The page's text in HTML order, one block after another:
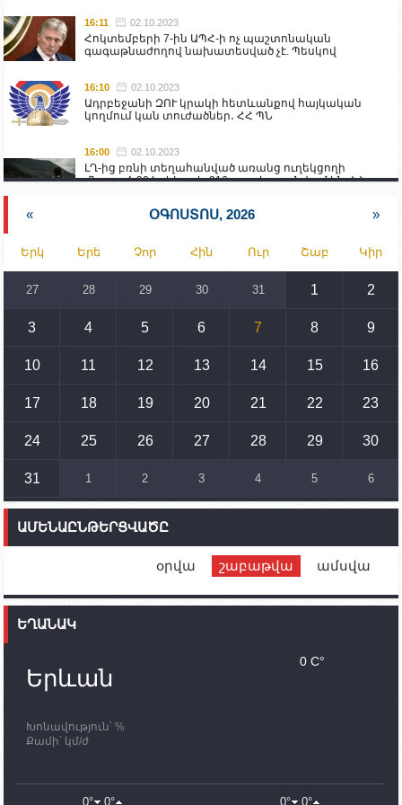
16:11 02.10.2023
Հոկտեմբերի 7-ին ԱՊՀ-ի ոչ պաշտոնական
գագաթնաժողով նախատեսված չէ. Պեսկով
16:10 02.10.2023
Ադրբեջանի ԶՈՒ կրակի հետևանքով հայկական
կողմում կան տուժածներ․ ՀՀ ՊՆ
16:00 02.10.2023
ԼՂ-ից բռնի տեղահանված առանց ուղեկցողի
մնացած 20 երեխա և 216 տարեց գտնվում են ՀՀ
Իրանը կողմ է տարածաշրջանի համար շահավետ
տրանսպորտային հաղորդակցությունների
զարգացմանը, սակայն ոչ՝ միջազգային
սահմանների փոփոխությանը
15:10 02.10.2023
սպառնալիքները կասեցնելու համար. իսպանացի
պատգամավորը Գորիսում է
14:54 02.10.2023
տեղակայված հայկական դիրքերի անձնակազմի
համար սնունդ տեղափոխող մեքենայի
ունեն. կիպրոսցի խորհրդարանականը՝ Ալեն
Ֆրանսիայի ԱԳ նախարարը կայցելի Հայաստան
պատասխանատուներ կմնան ԼՂ-ում՝ մինչև
որոնողափրկարարական աշխատանքների
11:03
ՄԱԿ-ի առաքելությունը շատ, շատ, շատ օգտակար
« ՕԳՈՍՏՈՍ, 2026 »
Երկ Երե Չոր Հին Ուր Շաբ Կիր
27 28 29 30 31 1 2
3 4 5 6 7 8 9
10 11 12 13 14 15 16
17 18 19 20 21 22 23
24 25 26 27 28 29 30
31 1 2 3 4 5 6
ԱՄԵՆԱԸՆԹԵՐՑՎԱԾԸ
օրվա շաբաթվա ամսվա
ԵՂԱՆԱԿ
Երևան
Խոնավություն՝ %
Քամի՝ կմ/ժ
0 C°
0° 0° 0° 0°